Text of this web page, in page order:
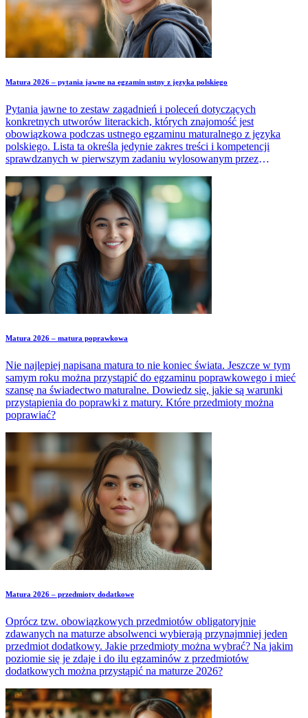
Matura 2026 – pytania jawne na egzamin ustny z języka polskiego
Pytania jawne to zestaw zagadnień i poleceń dotyczących
konkretnych utworów literackich, których znajomość jest
obowiązkowa podczas ustnego egzaminu maturalnego z języka
polskiego. Lista ta określa jedynie zakres treści i kompetencji
sprawdzanych w pierwszym zadaniu wylosowanym przez
Matura 2026 – matura poprawkowa
Nie najlepiej napisana matura to nie koniec świata. Jeszcze w tym
samym roku można przystąpić do egzaminu poprawkowego i mieć
szansę na świadectwo maturalne. Dowiedz się, jakie są warunki
przystąpienia do poprawki z matury. Które przedmioty można
poprawiać?
Matura 2026 – przedmioty dodatkowe
Oprócz tzw. obowiązkowych przedmiotów obligatoryjnie
zdawanych na maturze absolwenci wybierają przynajmniej jeden
przedmiot dodatkowy. Jakie przedmioty można wybrać? Na jakim
poziomie się je zdaje i do ilu egzaminów z przedmiotów
dodatkowych można przystąpić na maturze 2026?